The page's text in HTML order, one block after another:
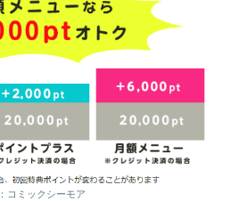
コミックシーモア